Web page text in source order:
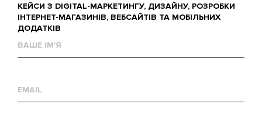
КЕЙСИ З DIGITAL-МАРКЕТИНГУ, ДИЗАЙНУ, РОЗРОБКИ
ІНТЕРНЕТ-МАГАЗИНІВ, ВЕБСАЙТІВ ТА МОБІЛЬНИХ
ДОДАТКІВ
им'я
mail